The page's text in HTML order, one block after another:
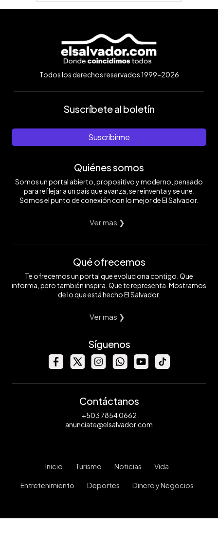
Todos los derechos reservados 1999-2026
Suscríbete al boletín
Suscribirme
Quiénes somos
Somos un portal abierto, propositivo y moderno, pensado
para reflejar a un país que avanza, se reinventa y se une.
Somos el punto de conexión con lo mejor de El Salvador.
Ver mas ❯
Qué ofrecemos
Te ofrecemos un portal que evoluciona contigo. Que
informa, pero también inspira. Que te representa. Mostramos
de lo que está hecho El Salvador.
Ver mas ❯
Síguenos
Contáctanos
+503 7854 0662
anunciate@elsalvador.com
Inicio Turismo Noticias Vida
Entretenimiento Deportes Dinero y Negocios